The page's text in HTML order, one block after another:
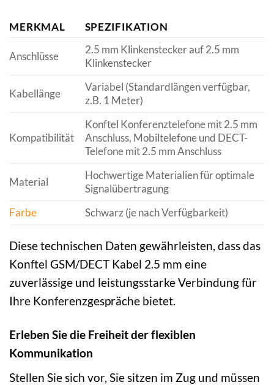
MERKMAL SPEZIFIKATION
Anschlüsse
2.5 mm Klinkenstecker auf 2.5 mm
Klinkenstecker
Kabellänge
Variabel (Standardlängen verfügbar,
z.B. 1 Meter)
Kompatibilität
Konftel Konferenztelefone mit 2.5 mm
Anschluss, Mobiltelefone und DECT-
Telefone mit 2.5 mm Anschluss
Material
Hochwertige Materialien für optimale
Signalübertragung
Farbe
Schwarz (je nach Verfügbarkeit)
Diese technischen Daten gewährleisten, dass das
Konftel GSM/DECT Kabel 2.5 mm eine
zuverlässige und leistungsstarke Verbindung für
Ihre Konferenzgespräche bietet.
Erleben Sie die Freiheit der flexiblen
Kommunikation
Stellen Sie sich vor, Sie sitzen im Zug und müssen